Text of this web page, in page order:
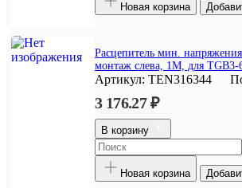
Новая корзина
Расцепитель мин.
монтаж слева, 1M, для TGB3-
Артикул: TEN316344
3 176.27 ₽
В корзину
Новая корзина